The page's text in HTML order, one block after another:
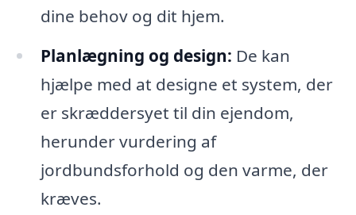
dine behov og dit hjem.
Planlægning og design: De kan
hjælpe med at designe et system, der
er skræddersyet til din ejendom,
herunder vurdering af
jordbundsforhold og den varme, der
kræves.